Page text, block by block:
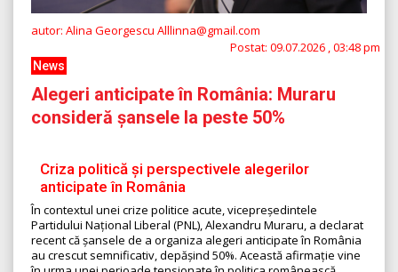
autor: Alina Georgescu Alllinna@gmail.com
Postat: 09.07.2026 , 03:48 pm
News
Alegeri anticipate în România: Muraru
consideră șansele la peste 50%
Criza politică și perspectivele alegerilor
anticipate în România
În contextul unei crize politice acute, vicepreședintele
Partidului Național Liberal (PNL), Alexandru Muraru, a declarat
recent că șansele de a organiza alegeri anticipate în România
au crescut semnificativ, depășind 50%. Această afirmație vine